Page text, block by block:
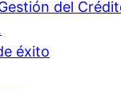
del
éxito